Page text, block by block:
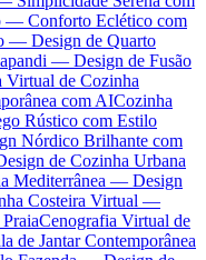
— Conforto Eclético com
— Design de Quarto
— Design de Fusão
Virtual de Cozinha
com AICozinha
Rústico com Estilo
Nórdico Brilhante com
de Cozinha Urbana
Mediterrânea — Design
Costeira Virtual —
Cenografia Virtual de
de Jantar Contemporânea